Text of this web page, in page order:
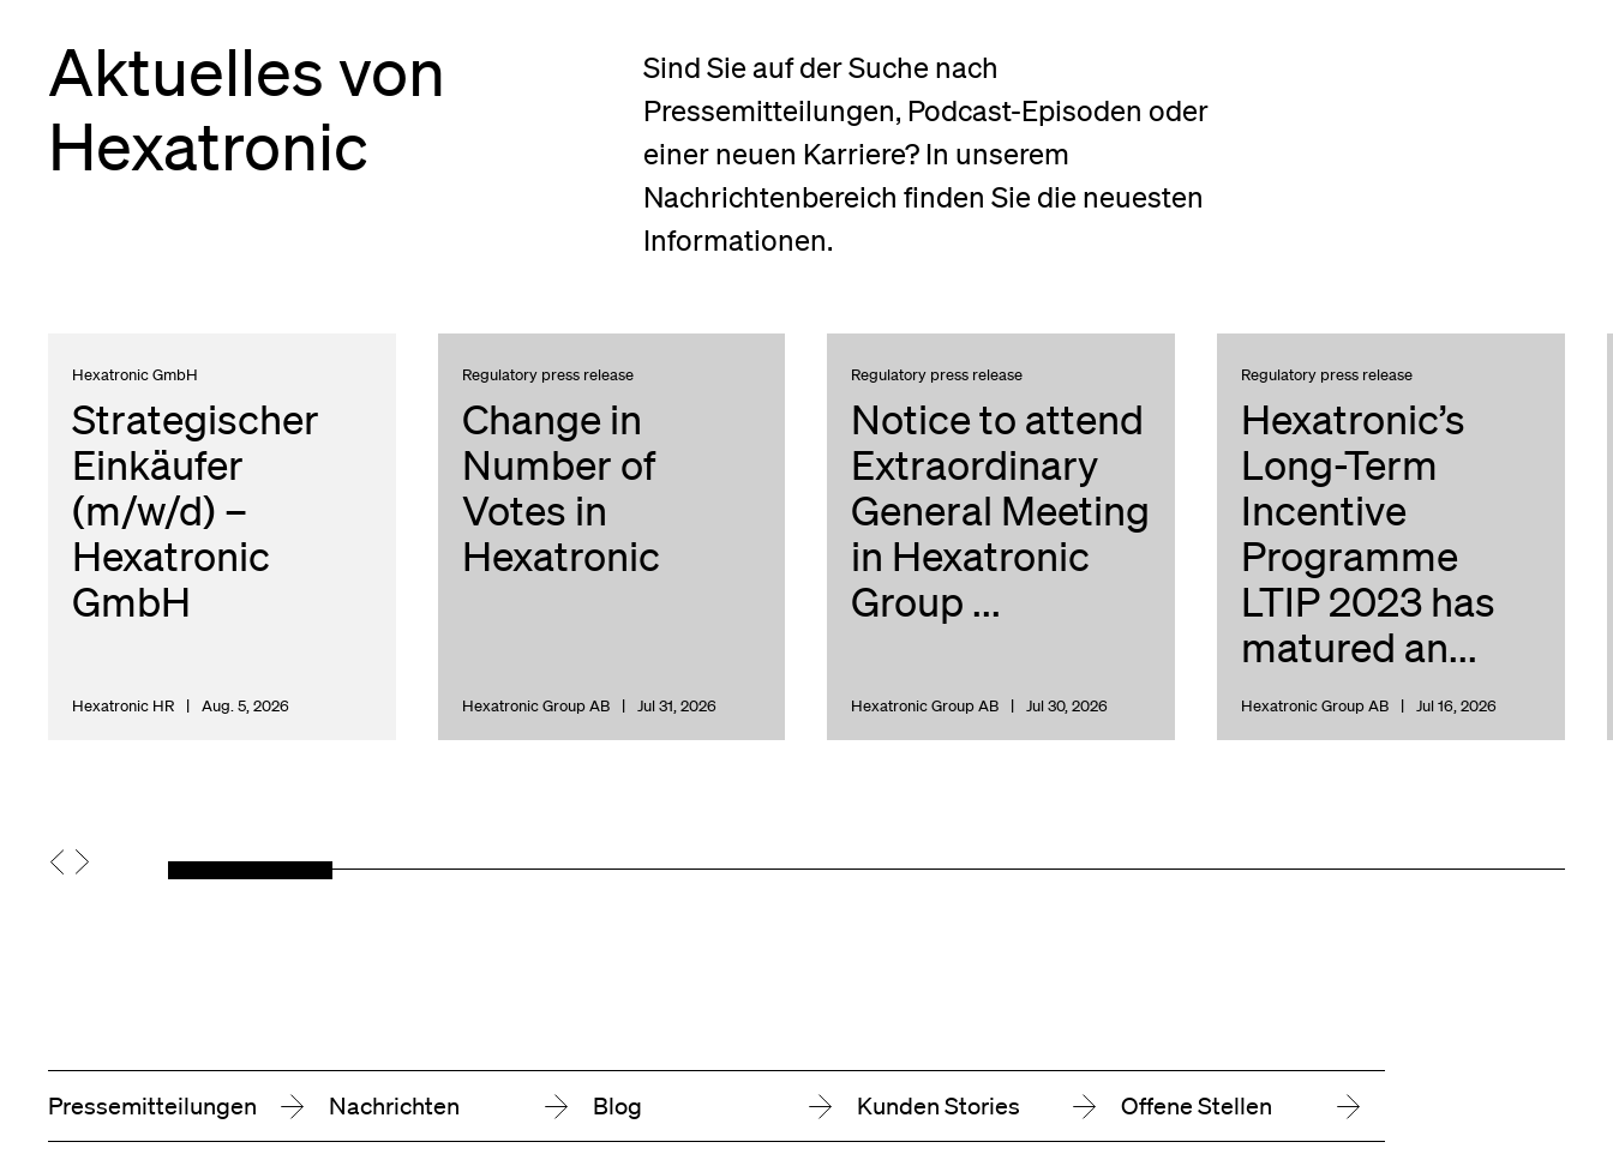
Aktuelles von
Hexatronic
Sind Sie auf der Suche nach
Pressemitteilungen, Podcast-Episoden oder
einer neuen Karriere? In unserem
Nachrichtenbereich finden Sie die neuesten
Informationen.
Hexatronic GmbH
Strategischer
Einkäufer
(m/w/d) –
Hexatronic
GmbH
Hexatronic HR Aug. 5, 2026
Regulatory press release
Change in
Number of
Votes in
Hexatronic
Hexatronic Group AB Jul 31, 2026
Regulatory press release
Notice to attend
Extraordinary
General Meeting
in Hexatronic
Group ...
Hexatronic Group AB Jul 30, 2026
Regulatory press release
Hexatronic’s
Long-Term
Incentive
Programme
LTIP 2023 has
matured an...
Hexatronic Group AB Jul 16, 2026
Pressemitteilungen Nachrichten Blog Kunden Stories Offene Stellen